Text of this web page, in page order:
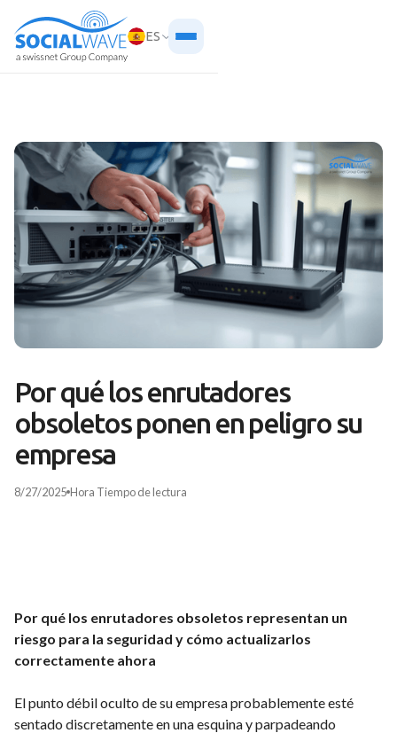
ES
Por qué los enrutadores
obsoletos ponen en peligro su
empresa
8/27/2025 Hora Tiempo de lectura
Por qué los enrutadores obsoletos representan un
riesgo para la seguridad y cómo actualizarlos
correctamente ahora
El punto débil oculto de su empresa probablemente esté
sentado discretamente en una esquina y parpadeando